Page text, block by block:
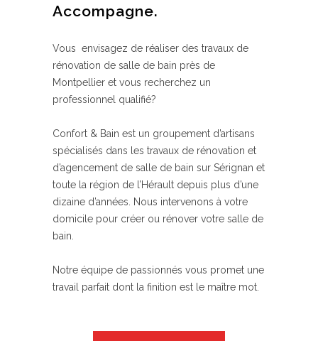
Accompagne.
Vous envisagez de réaliser des travaux de
rénovation de salle de bain près de
Montpellier et vous recherchez un
professionnel qualifié?
Confort & Bain est un groupement d’artisans
spécialisés dans les travaux de rénovation et
d’agencement de salle de bain sur Sérignan et
toute la région de l’Hérault depuis plus d’une
dizaine d’années. Nous intervenons à votre
domicile pour créer ou rénover votre salle de
bain.
Notre équipe de passionnés vous promet une
travail parfait dont la finition est le maître mot.